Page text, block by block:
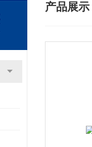
产品展示